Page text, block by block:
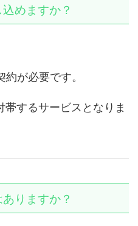
めますか？
が必要です。
するサービスとなりま
りますか？